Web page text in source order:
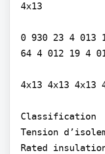
4x13
0 930 23 4 013
64 4 012 19 4
4x13 4x13 4x13
Classification
Tension
Rated